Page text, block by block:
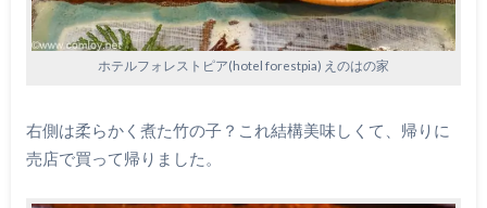
ホテルフォレストピア(hotel forestpia) えのはの家
右側は柔らかく煮た竹の子？これ結構美味しくて、帰りに
売店で買って帰りました。